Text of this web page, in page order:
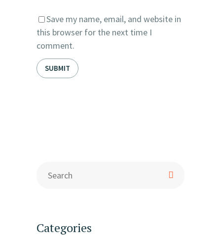
Save my name, email, and website in
this browser for the next time I
comment.
Categories